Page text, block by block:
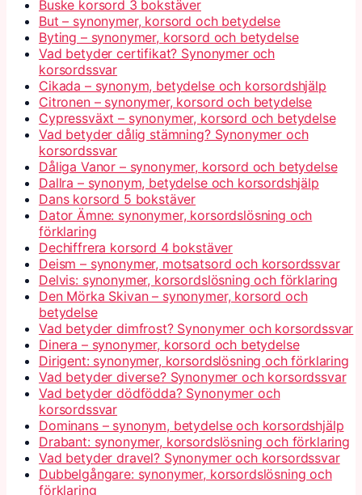
Buske korsord 3 bokstäver
But – synonymer, korsord och betydelse
Byting – synonymer, korsord och betydelse
Vad betyder certifikat? Synonymer och
korsordssvar
Cikada – synonym, betydelse och korsordshjälp
Citronen – synonymer, korsord och betydelse
Cypressväxt – synonymer, korsord och betydelse
Vad betyder dålig stämning? Synonymer och
korsordssvar
Dåliga Vanor – synonymer, korsord och betydelse
Dallra – synonym, betydelse och korsordshjälp
Dans korsord 5 bokstäver
Dator Ämne: synonymer, korsordslösning och
förklaring
Dechiffrera korsord 4 bokstäver
Deism – synonymer, motsatsord och korsordssvar
Delvis: synonymer, korsordslösning och förklaring
Den Mörka Skivan – synonymer, korsord och
betydelse
Vad betyder dimfrost? Synonymer och korsordssvar
Dinera – synonymer, korsord och betydelse
Dirigent: synonymer, korsordslösning och förklaring
Vad betyder diverse? Synonymer och korsordssvar
Vad betyder dödfödda? Synonymer och
korsordssvar
Dominans – synonym, betydelse och korsordshjälp
Drabant: synonymer, korsordslösning och förklaring
Vad betyder dravel? Synonymer och korsordssvar
Dubbelgångare: synonymer, korsordslösning och
förklaring